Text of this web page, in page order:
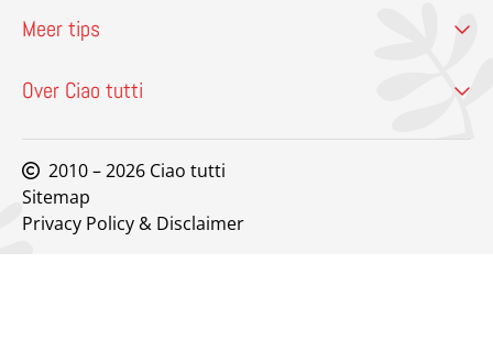
Meer tips
Over Ciao tutti
2010 – 2026 Ciao tutti
Sitemap
Privacy Policy & Disclaimer